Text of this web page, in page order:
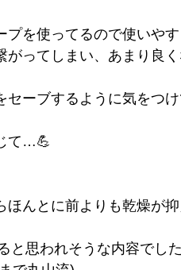
プを使ってるので使いや
がってしまい、あまり良
セーブするように気をつ
て…💪
んとに前よりも乾燥が
と思われそうな内容でし